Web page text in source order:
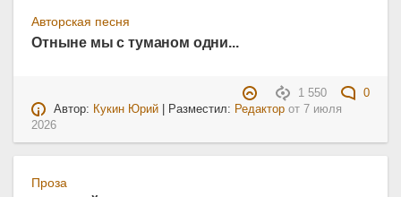
Авторская песня
Отныне мы с туманом одни...
1 550
0
Автор: Кукин Юрий | Разместил: Редактор от 7 июля
2026
Проза